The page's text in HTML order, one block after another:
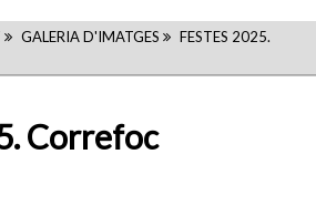
FIL
D'ARIADNA
GALERIA D'IMATGES
FESTES 2025.
Correfoc